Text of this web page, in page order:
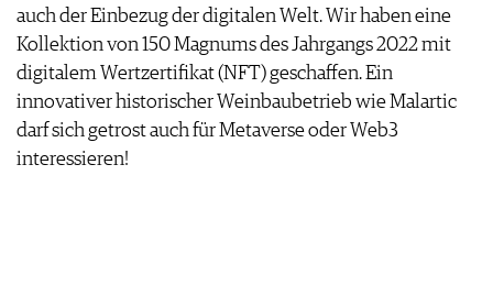
auch der Einbezug der digitalen Welt. Wir haben eine
Kollektion von 150 Magnums des Jahrgangs 2022 mit
digitalem Wertzertifikat (NFT) geschaffen. Ein
innovativer historischer Weinbaubetrieb wie Malartic
darf sich getrost auch für Metaverse oder Web3
interessieren!